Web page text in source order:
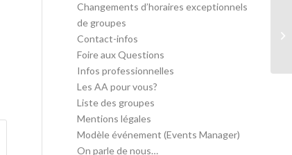
Changements d’horaires exceptionnels
de groupes
Contact-infos
Foire aux Questions
Infos professionnelles
Les AA pour vous?
Liste des groupes
Mentions légales
Modèle événement (Events Manager)
On parle de nous…